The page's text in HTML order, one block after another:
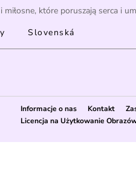
które poruszają serca i
Slovenská
Informacje o nas Kontakt
Licencja na Użytkowanie